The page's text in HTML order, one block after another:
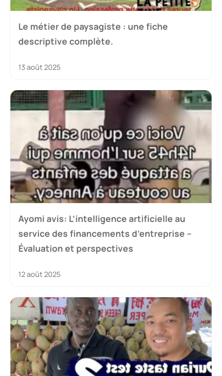
Le métier de paysagiste : une fiche
descriptive complète.
13 août 2025
Ayomi avis: L’intelligence artificielle au
service des financements d’entreprise –
Évaluation et perspectives
12 août 2025